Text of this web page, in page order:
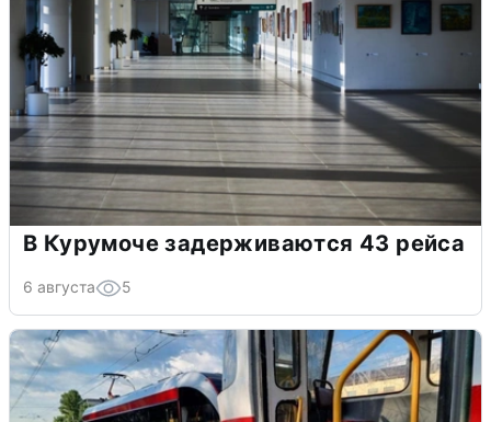
В Курумоче задерживаются 43 рейса
6 августа 5